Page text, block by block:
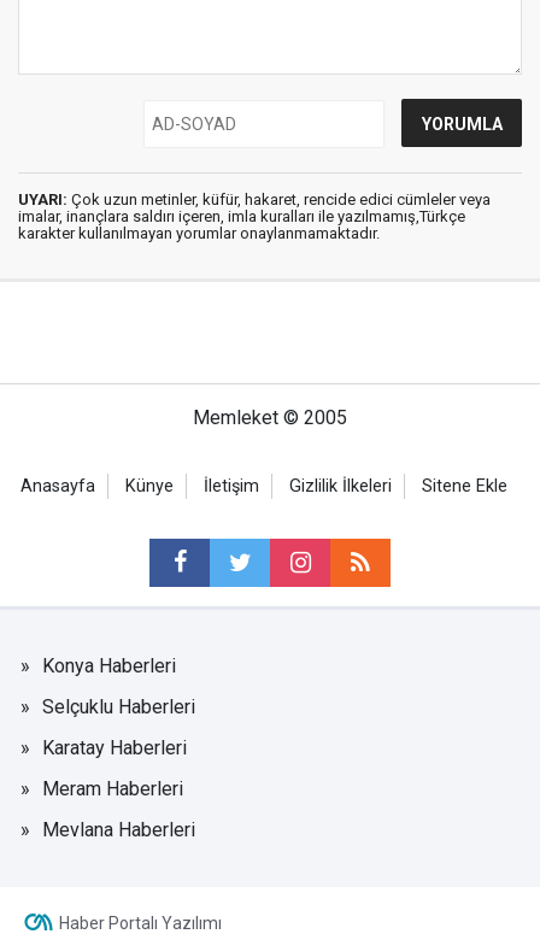
UYARI: Çok uzun metinler, küfür, hakaret, rencide edici cümleler veya
imalar, inançlara saldırı içeren, imla kuralları ile yazılmamış,Türkçe
karakter kullanılmayan yorumlar onaylanmamaktadır.
Memleket © 2005
Anasayfa Künye İletişim Gizlilik İlkeleri Sitene Ekle
Konya Haberleri
Selçuklu Haberleri
Karatay Haberleri
Meram Haberleri
Mevlana Haberleri
Haber Portalı Yazılımı